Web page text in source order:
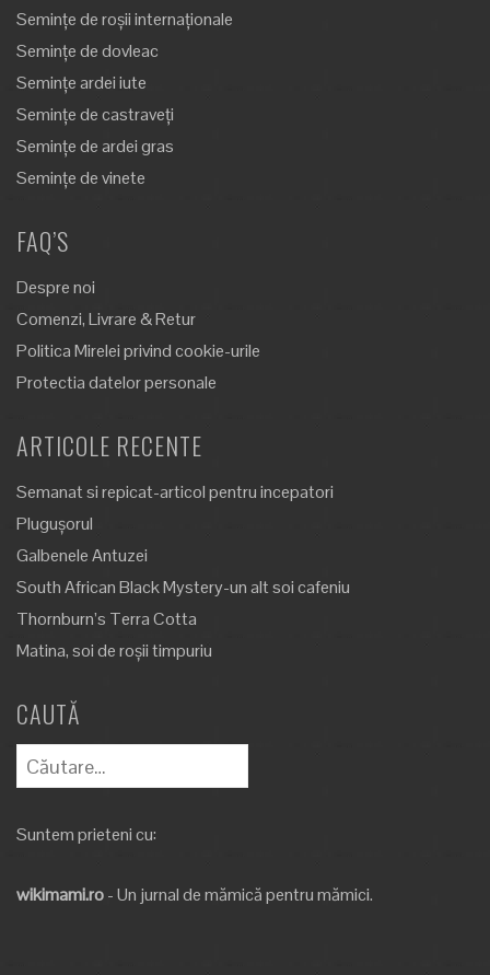
Semințe de roșii internaționale
Semințe de dovleac
Semințe ardei iute
Semințe de castraveți
Semințe de ardei gras
Semințe de vinete
FAQ’S
Despre noi
Comenzi, Livrare & Retur
Politica Mirelei privind cookie-urile
Protectia datelor personale
ARTICOLE RECENTE
Semanat si repicat-articol pentru incepatori
Plugușorul
Galbenele Antuzei
South African Black Mystery-un alt soi cafeniu
Thornburn’s Terra Cotta
Matina, soi de roșii timpuriu
CAUTĂ
Caută
după:
Suntem prieteni cu:
wikimami.ro- Un jurnal de mămică pentru mămici.